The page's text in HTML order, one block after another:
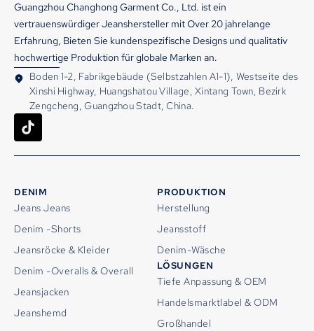
Guangzhou Changhong Garment Co., Ltd. ist ein
vertrauenswürdiger Jeanshersteller mit Over 20 jahrelange
Erfahrung, Bieten Sie kundenspezifische Designs und qualitativ
hochwertige Produktion für globale Marken an.
Boden 1-2, Fabrikgebäude (Selbstzahlen A1-1), Westseite des
Xinshi Highway, Huangshatou Village, Xintang Town, Bezirk
Zengcheng, Guangzhou Stadt, China.
DENIM
Jeans Jeans
Denim -Shorts
Jeansröcke & Kleider
Denim -Overalls & Overall
Jeansjacken
Jeanshemd
PRODUKTION
Herstellung
Jeansstoff
Denim-Wäsche
LÖSUNGEN
Tiefe Anpassung & OEM
Handelsmarktlabel & ODM
Großhandel